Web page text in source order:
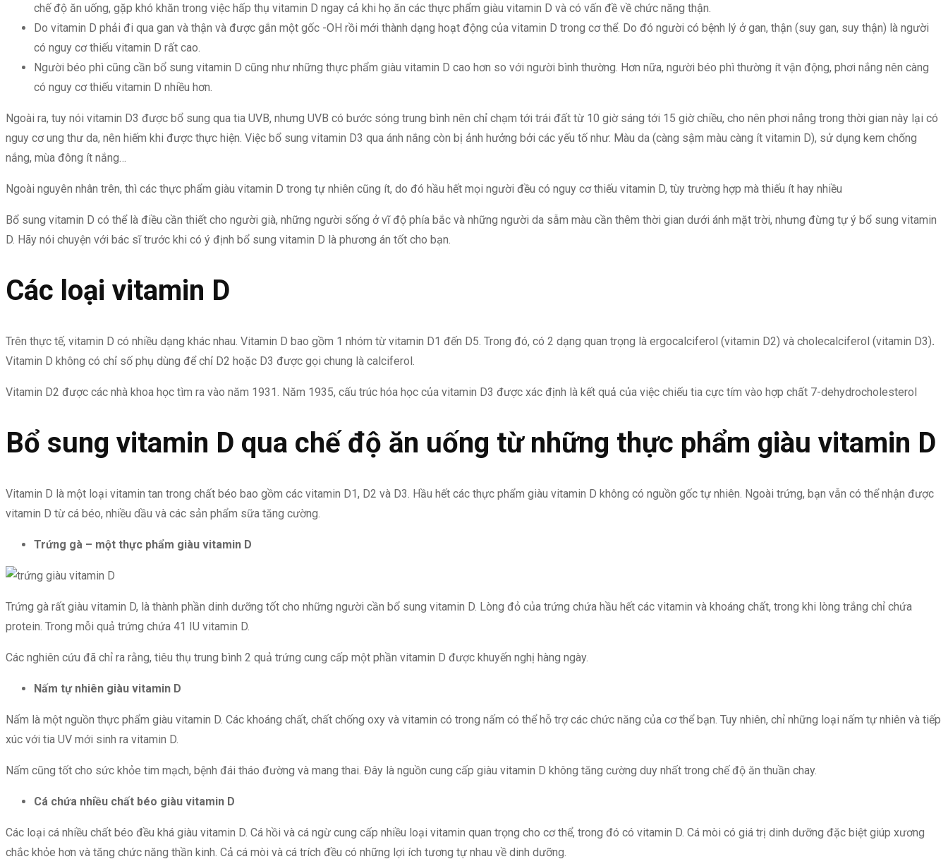
chế độ ăn uống, gặp khó khăn trong việc hấp thụ vitamin D ngay cả khi họ ăn các thực phẩm giàu vitamin D và có vấn đề về chức năng thận.
Do vitamin D phải đi qua gan và thận và được gắn một gốc -OH rồi mới thành dạng hoạt động của vitamin D trong cơ thể. Do đó người có bệnh lý ở gan, thận (suy gan, suy thận) là người
có nguy cơ thiếu vitamin D rất cao.
Người béo phì cũng cần bổ sung vitamin D cũng như những thực phẩm giàu vitamin D cao hơn so với người bình thường. Hơn nữa, người béo phì thường ít vận động, phơi nắng nên càng
có nguy cơ thiếu vitamin D nhiều hơn.
Ngoài ra, tuy nói vitamin D3 được bổ sung qua tia UVB, nhưng UVB có bước sóng trung bình nên chỉ chạm tới trái đất từ 10 giờ sáng tới 15 giờ chiều, cho nên phơi nắng trong thời gian này lại có
nguy cơ ung thư da, nên hiếm khi được thực hiện. Việc bổ sung vitamin D3 qua ánh nắng còn bị ảnh hưởng bởi các yếu tố như: Màu da (càng sậm màu càng ít vitamin D), sử dụng kem chống
nắng, mùa đông ít nắng…
Ngoài nguyên nhân trên, thì các thực phẩm giàu vitamin D trong tự nhiên cũng ít, do đó hầu hết mọi người đều có nguy cơ thiếu vitamin D, tùy trường hợp mà thiếu ít hay nhiều
Bổ sung vitamin D có thể là điều cần thiết cho người già, những người sống ở vĩ độ phía bắc và những người da sẫm màu cần thêm thời gian dưới ánh mặt trời, nhưng đừng tự ý bổ sung vitamin
D. Hãy nói chuyện với bác sĩ trước khi có ý định bổ sung vitamin D là phương án tốt cho bạn.
Các loại vitamin D
Trên thực tế, vitamin D có nhiều dạng khác nhau. Vitamin D bao gồm 1 nhóm từ vitamin D1 đến D5. Trong đó, có 2 dạng quan trọng là ergocalciferol (vitamin D2) và cholecalciferol (vitamin D3).
Vitamin D không có chỉ số phụ dùng để chỉ D2 hoặc D3 được gọi chung là calciferol.
Vitamin D2 được các nhà khoa học tìm ra vào năm 1931. Năm 1935, cấu trúc hóa học của vitamin D3 được xác định là kết quả của việc chiếu tia cực tím vào hợp chất 7-dehydrocholesterol
Bổ sung vitamin D qua chế độ ăn uống từ những thực phẩm giàu vitamin D
Vitamin D là một loại vitamin tan trong chất béo bao gồm các vitamin D1, D2 và D3. Hầu hết các thực phẩm giàu vitamin D không có nguồn gốc tự nhiên. Ngoài trứng, bạn vẫn có thể nhận được
vitamin D từ cá béo, nhiều dầu và các sản phẩm sữa tăng cường.
Trứng gà – một thực phẩm giàu vitamin D
Trứng gà rất giàu vitamin D, là thành phần dinh dưỡng tốt cho những người cần bổ sung vitamin D. Lòng đỏ của trứng chứa hầu hết các vitamin và khoáng chất, trong khi lòng trắng chỉ chứa
protein. Trong mỗi quả trứng chứa 41 IU vitamin D.
Các nghiên cứu đã chỉ ra rằng, tiêu thụ trung bình 2 quả trứng cung cấp một phần vitamin D được khuyến nghị hàng ngày.
Nấm tự nhiên giàu vitamin D
Nấm là một nguồn thực phẩm giàu vitamin D. Các khoáng chất, chất chống oxy và vitamin có trong nấm có thể hỗ trợ các chức năng của cơ thể bạn. Tuy nhiên, chỉ những loại nấm tự nhiên và tiếp
xúc với tia UV mới sinh ra vitamin D.
Nấm cũng tốt cho sức khỏe tim mạch, bệnh đái tháo đường và mang thai. Đây là nguồn cung cấp giàu vitamin D không tăng cường duy nhất trong chế độ ăn thuần chay.
Cá chứa nhiều chất béo giàu vitamin D
Các loại cá nhiều chất béo đều khá giàu vitamin D. Cá hồi và cá ngừ cung cấp nhiều loại vitamin quan trọng cho cơ thể, trong đó có vitamin D. Cá mòi có giá trị dinh dưỡng đặc biệt giúp xương
chắc khỏe hơn và tăng chức năng thần kinh. Cả cá mòi và cá trích đều có những lợi ích tương tự nhau về dinh dưỡng.